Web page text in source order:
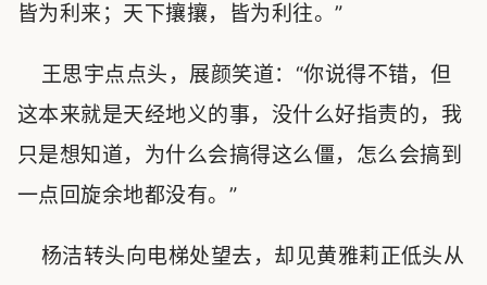
皆为利来；天下攘攘，皆为利往。”
王思宇点点头，展颜笑道：“你说得不错，但
这本来就是天经地义的事，没什么好指责的，我
只是想知道，为什么会搞得这么僵，怎么会搞到
一点回旋余地都没有。”
杨洁转头向电梯处望去，却见黄雅莉正低头从